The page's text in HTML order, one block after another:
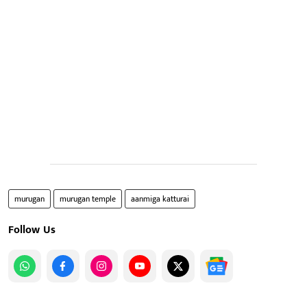
murugan murugan temple aanmiga katturai
Follow Us